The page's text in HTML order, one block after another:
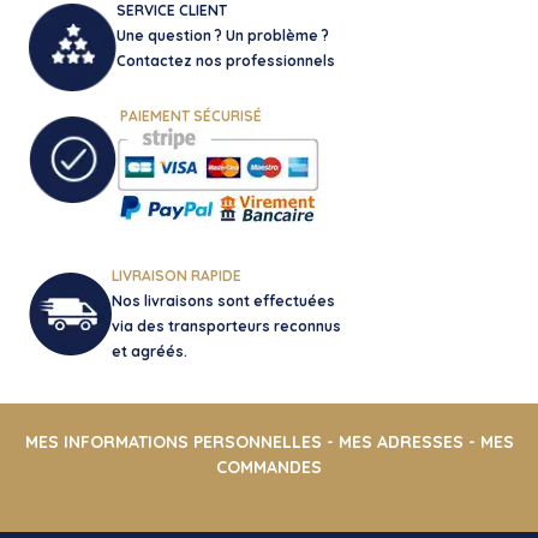
SERVICE CLIENT
Une question ? Un problème ?
Contactez nos professionnels
PAIEMENT SÉCURISÉ
LIVRAISON RAPIDE
Nos livraisons sont effectuées
via des transporteurs reconnus
et agréés.
MES INFORMATIONS PERSONNELLES - MES ADRESSES - MES
COMMANDES